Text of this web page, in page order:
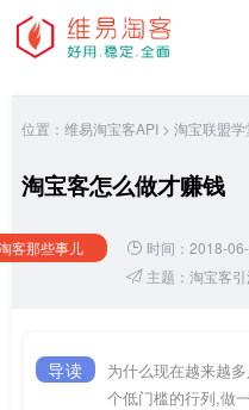
位置： 维易淘宝客API > 淘宝联盟学
淘宝客怎么做才赚钱
客那些事儿 时间：2018-
主题： 淘宝客
导读
为什么现在越来越
个低门槛的行列,做